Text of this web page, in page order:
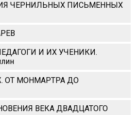
ЧЕРНИЛЬНЫХ ПИСЬМЕННЫХ
И ИХ УЧЕНИКИ.
ОТ МОНМАРТРА ДО
ВЕКА ДВАДЦАТОГО